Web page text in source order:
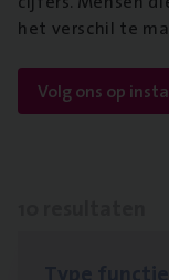
het verschil te
Volg ons op